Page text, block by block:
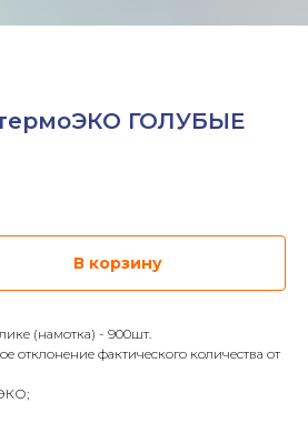
ГОЛУБЫЕ
В корзину
(намотка) - 900шт.
отклонение фактического количества от